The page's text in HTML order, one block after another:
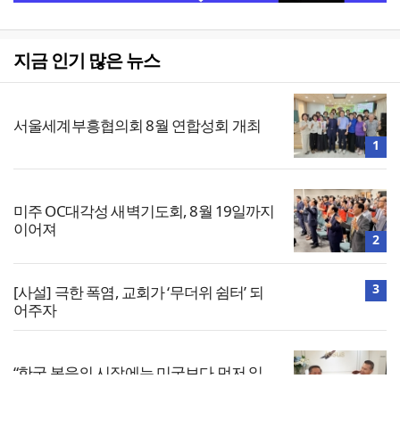
지금 인기 많은 뉴스
서울세계부흥협의회 8월 연합성회 개최
1
미주 OC대각성 새벽기도회, 8월 19일까지
이어져
2
[사설] 극한 폭염, 교회가 ‘무더위 쉼터’ 되
어주자
3
“한국 복음의 시작에는 미국보다 먼저 일